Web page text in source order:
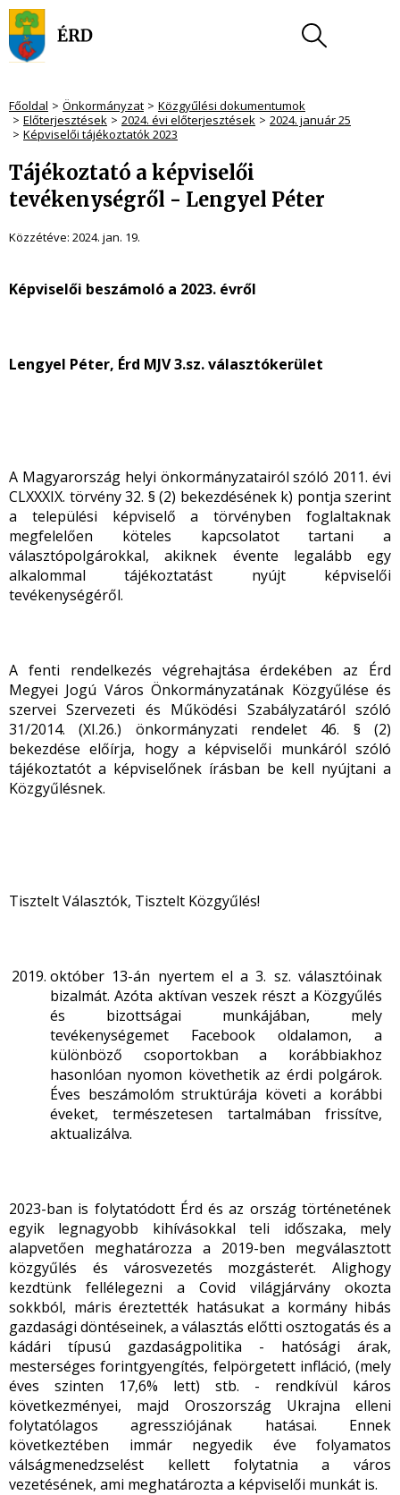
Főoldal Önkormányzat
Közgyűlési dokumentumok
Előterjesztések
2024. évi előterjesztések
2024. január 25
Képviselői tájékoztatók 2023
Tájékoztató a képviselői
tevékenységről - Lengyel Péter
Közzétéve: 2024. jan. 19.
Képviselői beszámoló a 2023. évről
Lengyel Péter, Érd MJV 3.sz. választókerület
A Magyarország helyi önkormányzatairól szóló 2011. évi
CLXXXIX. törvény 32. § (2) bekezdésének k) pontja szerint
a települési képviselő a törvényben foglaltaknak
megfelelően köteles kapcsolatot tartani a
választópolgárokkal, akiknek évente legalább egy
alkalommal tájékoztatást nyújt képviselői
tevékenységéről.
A fenti rendelkezés végrehajtása érdekében az Érd
Megyei Jogú Város Önkormányzatának Közgyűlése és
szervei Szervezeti és Működési Szabályzatáról szóló
31/2014. (XI.26.) önkormányzati rendelet 46. § (2)
bekezdése előírja, hogy a képviselői munkáról szóló
tájékoztatót a képviselőnek írásban be kell nyújtani a
Közgyűlésnek.
Tisztelt Választók, Tisztelt Közgyűlés!
október 13-án nyertem el a 3. sz. választóinak
bizalmát. Azóta aktívan veszek részt a Közgyűlés
és bizottságai munkájában, mely
tevékenységemet Facebook oldalamon, a
különböző csoportokban a korábbiakhoz
hasonlóan nyomon követhetik az érdi polgárok.
Éves beszámolóm struktúrája követi a korábbi
éveket, természetesen tartalmában frissítve,
aktualizálva.
2023-ban is folytatódott Érd és az ország történetének
egyik legnagyobb kihívásokkal teli időszaka, mely
alapvetően meghatározza a 2019-ben megválasztott
közgyűlés és városvezetés mozgásterét. Alighogy
kezdtünk fellélegezni a Covid világjárvány okozta
sokkból, máris éreztették hatásukat a kormány hibás
gazdasági döntéseinek, a választás előtti osztogatás és a
kádári típusú gazdaságpolitika - hatósági árak,
mesterséges forintgyengítés, felpörgetett infláció, (mely
éves szinten 17,6% lett) stb. - rendkívül káros
következményei, majd Oroszország Ukrajna elleni
folytatólagos agressziójának hatásai. Ennek
következtében immár negyedik éve folyamatos
válságmenedzselést kellett folytatnia a város
vezetésének, ami meghatározta a képviselői munkát is.